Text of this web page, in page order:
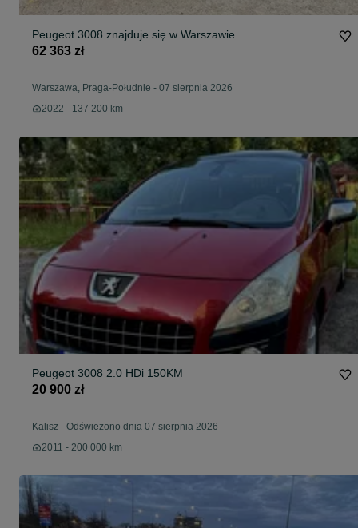
Peugeot 3008 znajduje się w Warszawie
62 363 zł
Warszawa, Praga-Południe - 07 sierpnia 2026
2022 - 137 200 km
Peugeot 3008 2.0 HDi 150KM
20 900 zł
Kalisz - Odświeżono dnia 07 sierpnia 2026
2011 - 200 000 km